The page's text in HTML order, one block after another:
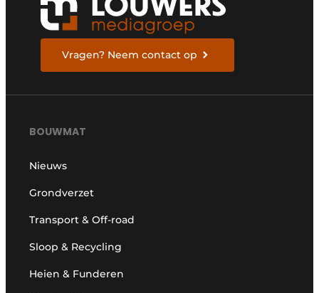
Vragen? Neem contact op
BOUWMAT
Nieuws
Grondverzet
Transport & Off-road
Sloop & Recycling
Heien & Funderen